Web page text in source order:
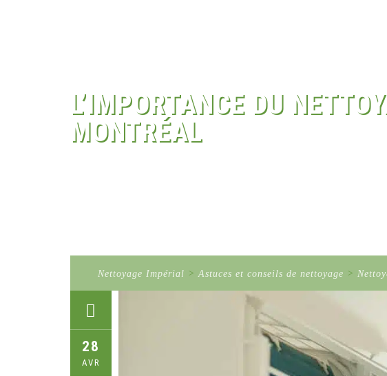
L’IMPORTANCE DU
MONTRÉAL
Nettoyage Impérial >Astuces et conseils de nettoyage >
28
AVR